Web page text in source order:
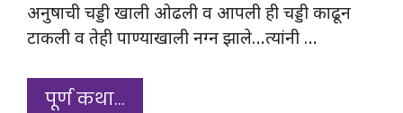
अनुषाची चड्डी खाली ओढली व आपली ही चड्डी काढून
टाकली व तेही पाण्याखाली नग्न झाले…त्यांनी …
पूर्ण कथा…